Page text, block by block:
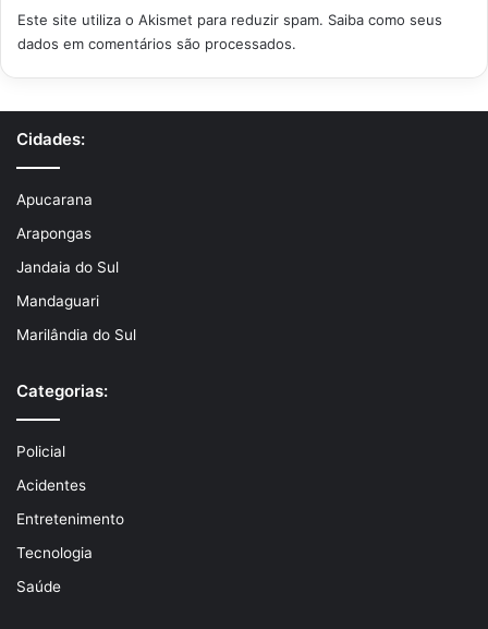
Este site utiliza o Akismet para reduzir spam. Saiba como seus
dados em comentários são processados.
Cidades:
Apucarana
Arapongas
Jandaia do Sul
Mandaguari
Marilândia do Sul
Categorias:
Policial
Acidentes
Entretenimento
Tecnologia
Saúde